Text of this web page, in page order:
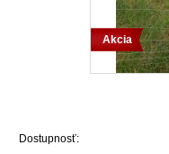
Akcia
Dostupnosť: